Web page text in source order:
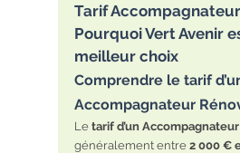
Tarif Accompagnateur
Pourquoi Vert Avenir
meilleur choix
Comprendre le tarif
Accompagnateur
Le tarif d’un
généralement entre 2 000 €